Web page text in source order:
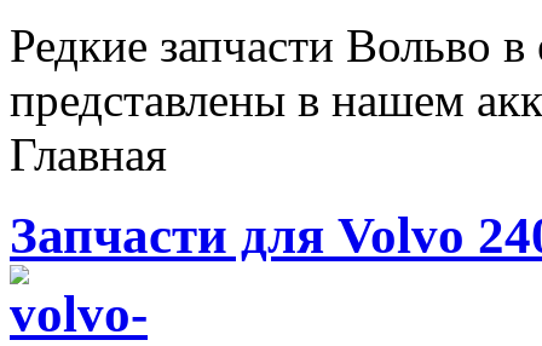
Редкие запчасти Вольво
представлены в нашем
Главная
Запчасти для Volvo